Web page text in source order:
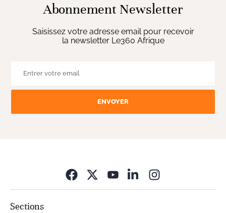
Abonnement Newsletter
Saisissez votre adresse email pour recevoir
la newsletter Le360 Afrique
ENVOYER
Sections